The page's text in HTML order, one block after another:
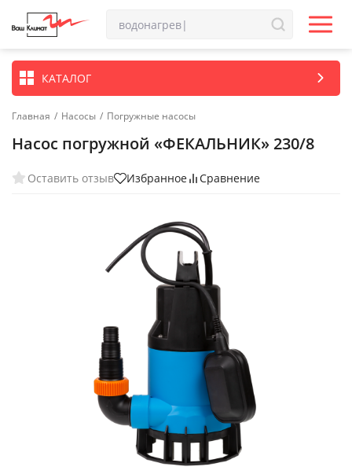
КАТАЛОГ
Главная / Насосы / Погружные насосы
Насос погружной «ФЕКАЛЬНИК» 230/8
Оставить отзыв Избранное Сравнение